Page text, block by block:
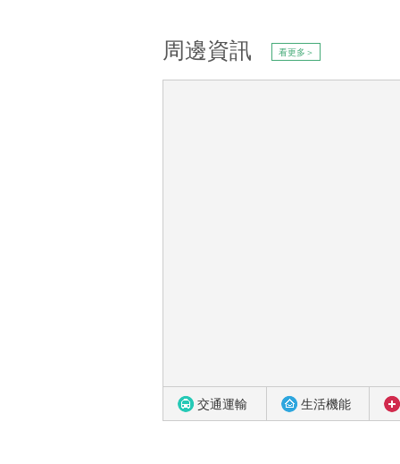
周邊資訊
交通運輸 生活機能